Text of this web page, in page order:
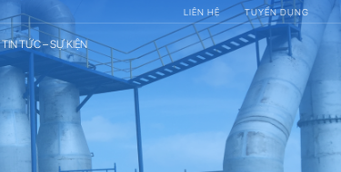
LIÊN HỆ TUYỂN DỤNG
TIN TỨC – SỰ KIỆN